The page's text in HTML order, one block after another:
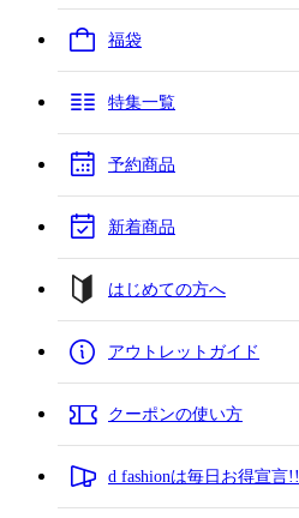
福袋
特集一覧
予約商品
新着商品
はじめての方へ
アウトレットガイド
クーポンの使い方
d fashionは毎日お得宣言!!